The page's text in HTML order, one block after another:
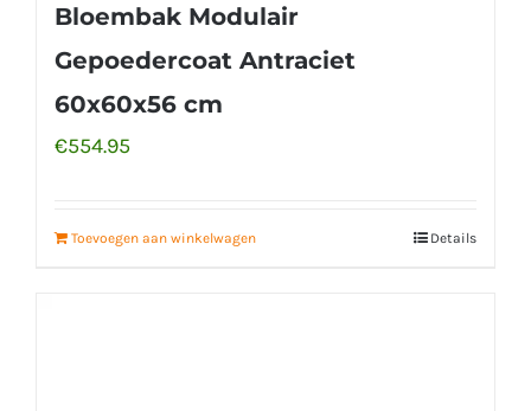
Bloembak Modulair
Gepoedercoat Antraciet
60x60x56 cm
€554.95
Toevoegen aan winkelwagen Details